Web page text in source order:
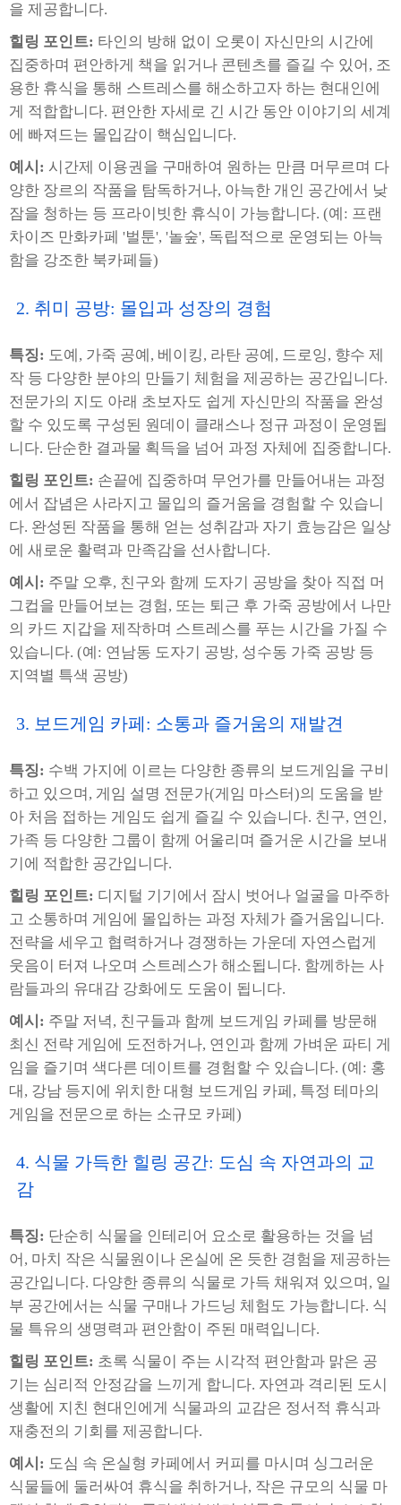
을 제공합니다.
힐링 포인트: 타인의 방해 없이 오롯이 자신만의 시간에
집중하며 편안하게 책을 읽거나 콘텐츠를 즐길 수 있어, 조
용한 휴식을 통해 스트레스를 해소하고자 하는 현대인에
게 적합합니다. 편안한 자세로 긴 시간 동안 이야기의 세계
에 빠져드는 몰입감이 핵심입니다.
예시: 시간제 이용권을 구매하여 원하는 만큼 머무르며 다
양한 장르의 작품을 탐독하거나, 아늑한 개인 공간에서 낮
잠을 청하는 등 프라이빗한 휴식이 가능합니다. (예: 프랜
차이즈 만화카페 '벌툰', '놀숲', 독립적으로 운영되는 아늑
함을 강조한 북카페들)
2. 취미 공방: 몰입과 성장의 경험
특징: 도예, 가죽 공예, 베이킹, 라탄 공예, 드로잉, 향수 제
작 등 다양한 분야의 만들기 체험을 제공하는 공간입니다.
전문가의 지도 아래 초보자도 쉽게 자신만의 작품을 완성
할 수 있도록 구성된 원데이 클래스나 정규 과정이 운영됩
니다. 단순한 결과물 획득을 넘어 과정 자체에 집중합니다.
힐링 포인트: 손끝에 집중하며 무언가를 만들어내는 과정
에서 잡념은 사라지고 몰입의 즐거움을 경험할 수 있습니
다. 완성된 작품을 통해 얻는 성취감과 자기 효능감은 일상
에 새로운 활력과 만족감을 선사합니다.
예시: 주말 오후, 친구와 함께 도자기 공방을 찾아 직접 머
그컵을 만들어보는 경험, 또는 퇴근 후 가죽 공방에서 나만
의 카드 지갑을 제작하며 스트레스를 푸는 시간을 가질 수
있습니다. (예: 연남동 도자기 공방, 성수동 가죽 공방 등
지역별 특색 공방)
3. 보드게임 카페: 소통과 즐거움의 재발견
특징: 수백 가지에 이르는 다양한 종류의 보드게임을 구비
하고 있으며, 게임 설명 전문가(게임 마스터)의 도움을 받
아 처음 접하는 게임도 쉽게 즐길 수 있습니다. 친구, 연인,
가족 등 다양한 그룹이 함께 어울리며 즐거운 시간을 보내
기에 적합한 공간입니다.
힐링 포인트: 디지털 기기에서 잠시 벗어나 얼굴을 마주하
고 소통하며 게임에 몰입하는 과정 자체가 즐거움입니다.
전략을 세우고 협력하거나 경쟁하는 가운데 자연스럽게
웃음이 터져 나오며 스트레스가 해소됩니다. 함께하는 사
람들과의 유대감 강화에도 도움이 됩니다.
예시: 주말 저녁, 친구들과 함께 보드게임 카페를 방문해
최신 전략 게임에 도전하거나, 연인과 함께 가벼운 파티 게
임을 즐기며 색다른 데이트를 경험할 수 있습니다. (예: 홍
대, 강남 등지에 위치한 대형 보드게임 카페, 특정 테마의
게임을 전문으로 하는 소규모 카페)
4. 식물 가득한 힐링 공간: 도심 속 자연과의 교
감
특징: 단순히 식물을 인테리어 요소로 활용하는 것을 넘
어, 마치 작은 식물원이나 온실에 온 듯한 경험을 제공하는
공간입니다. 다양한 종류의 식물로 가득 채워져 있으며, 일
부 공간에서는 식물 구매나 가드닝 체험도 가능합니다. 식
물 특유의 생명력과 편안함이 주된 매력입니다.
힐링 포인트: 초록 식물이 주는 시각적 편안함과 맑은 공
기는 심리적 안정감을 느끼게 합니다. 자연과 격리된 도시
생활에 지친 현대인에게 식물과의 교감은 정서적 휴식과
재충전의 기회를 제공합니다.
예시: 도심 속 온실형 카페에서 커피를 마시며 싱그러운
식물들에 둘러싸여 휴식을 취하거나, 작은 규모의 식물 마